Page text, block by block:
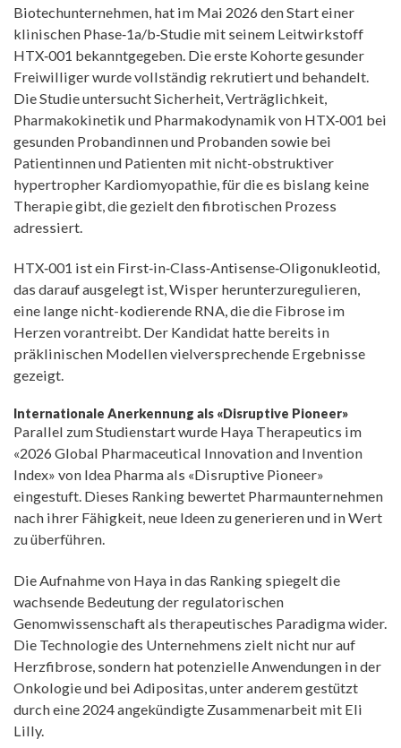
Biotechunternehmen, hat im Mai 2026 den Start einer
klinischen Phase‑1a/b‑Studie mit seinem Leitwirkstoff
HTX‑001 bekanntgegeben. Die erste Kohorte gesunder
Freiwilliger wurde vollständig rekrutiert und behandelt.
Die Studie untersucht Sicherheit, Verträglichkeit,
Pharmakokinetik und Pharmakodynamik von HTX‑001 bei
gesunden Probandinnen und Probanden sowie bei
Patientinnen und Patienten mit nicht-obstruktiver
hypertropher Kardiomyopathie, für die es bislang keine
Therapie gibt, die gezielt den fibrotischen Prozess
adressiert.
HTX‑001 ist ein First‑in‑Class‑Antisense‑Oligonukleotid,
das darauf ausgelegt ist, Wisper herunterzuregulieren,
eine lange nicht-kodierende RNA, die die Fibrose im
Herzen vorantreibt. Der Kandidat hatte bereits in
präklinischen Modellen vielversprechende Ergebnisse
gezeigt.
Internationale Anerkennung als «Disruptive Pioneer»
Parallel zum Studienstart wurde Haya Therapeutics im
«2026 Global Pharmaceutical Innovation and Invention
Index» von Idea Pharma als «Disruptive Pioneer»
eingestuft. Dieses Ranking bewertet Pharmaunternehmen
nach ihrer Fähigkeit, neue Ideen zu generieren und in Wert
zu überführen.
Die Aufnahme von Haya in das Ranking spiegelt die
wachsende Bedeutung der regulatorischen
Genomwissenschaft als therapeutisches Paradigma wider.
Die Technologie des Unternehmens zielt nicht nur auf
Herzfibrose, sondern hat potenzielle Anwendungen in der
Onkologie und bei Adipositas, unter anderem gestützt
durch eine 2024 angekündigte Zusammenarbeit mit Eli
Lilly.